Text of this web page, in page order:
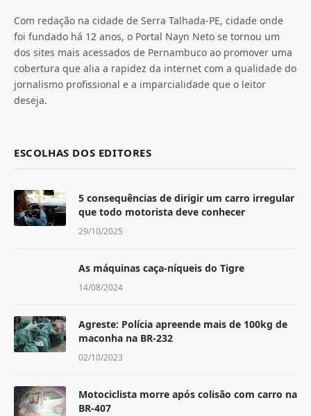
Com redação na cidade de Serra Talhada-PE, cidade onde
foi fundado há 12 anos, o Portal Nayn Neto se tornou um
dos sites mais acessados de Pernambuco ao promover uma
cobertura que alia a rapidez da internet com a qualidade do
jornalismo profissional e a imparcialidade que o leitor
deseja.
ESCOLHAS DOS EDITORES
5 consequências de dirigir um carro irregular
que todo motorista deve conhecer
29/10/2025
As máquinas caça-níqueis do Tigre
14/08/2024
Agreste: Polícia apreende mais de 100kg de
maconha na BR-232
02/10/2023
Motociclista morre após colisão com carro na
BR-407